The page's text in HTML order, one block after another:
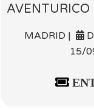
AVENTURICO
MADRID |
15/